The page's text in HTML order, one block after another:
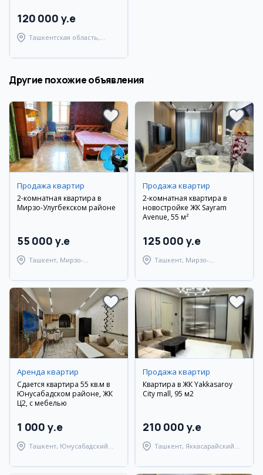
120 000 y.e
Ташкентская область,
Другие похожие объявления
Продажа квартир
2-комнатная квартира в
Мирзо-Улугбекском районе
55 000 y.e
Ташкент, Мирзо-
Продажа квартир
2-комнатная квартира в
новостройке ЖК Sayram
Avenue, 55 м²
125 000 y.e
Ташкент, Мирзо-
Аренда квартир
Сдается квартира 55 кв.м в
Юнусабадском районе, ЖК
Ц2, с мебелью
1 000 y.e
Ташкент, Юнусабадский
Продажа квартир
Квартира в ЖК Yakkasaroy
City mall, 95 м2
210 000 y.e
Ташкент, Яккасарайский